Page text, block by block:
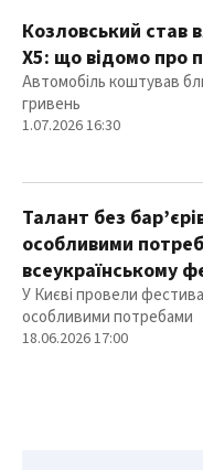
Козловський став
X5: що відомо про
Автомобіль коштував
гривень
1.07.2026 16:30
Талант без
особливими
всеукраїнському
У Києві провели
особливими потребами
18.06.2026 17:00